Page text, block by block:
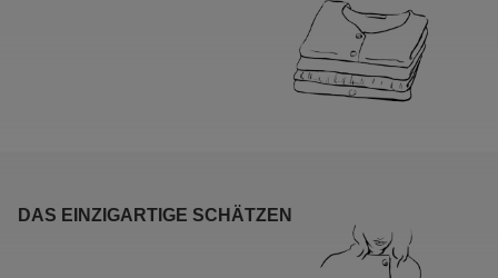
DAS EINZIGARTIGE SCHÄTZEN